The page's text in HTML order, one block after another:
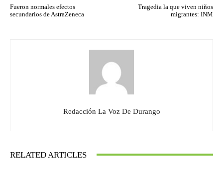
Fueron normales efectos
secundarios de AstraZeneca
Tragedia la que viven niños
migrantes: INM
Redacción La Voz De Durango
RELATED ARTICLES